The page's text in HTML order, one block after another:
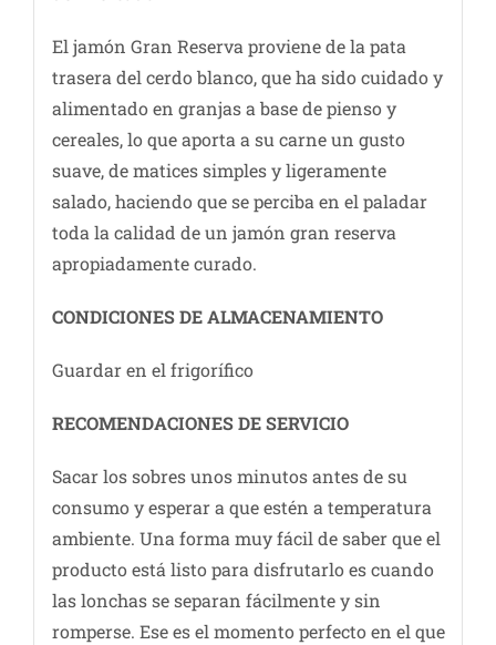
El jamón Gran Reserva proviene de la pata
trasera del cerdo blanco, que ha sido cuidado y
alimentado en granjas a base de pienso y
cereales, lo que aporta a su carne un gusto
suave, de matices simples y ligeramente
salado, haciendo que se perciba en el paladar
toda la calidad de un jamón gran reserva
apropiadamente curado.
CONDICIONES DE ALMACENAMIENTO
Guardar en el frigorífico
RECOMENDACIONES DE SERVICIO
Sacar los sobres unos minutos antes de su
consumo y esperar a que estén a temperatura
ambiente. Una forma muy fácil de saber que el
producto está listo para disfrutarlo es cuando
las lonchas se separan fácilmente y sin
romperse. Ese es el momento perfecto en el que